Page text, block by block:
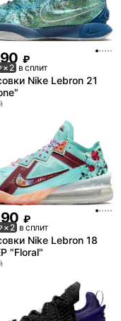
₽
× 2 в сплит
Nike Lebron 21
₽
× 2 в сплит
Nike Lebron 18
"Floral"